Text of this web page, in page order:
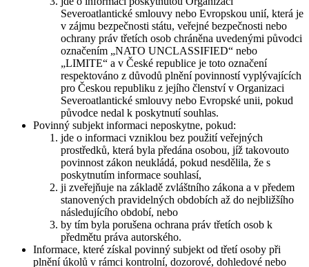
Severoatlantické smlouvy nebo Evropskou unií, která je
v zájmu bezpečnosti státu, veřejné bezpečnosti nebo
ochrany práv třetích osob chráněna uvedenými původci
označením „NATO UNCLASSIFIED“ nebo
„LIMITE“ a v České republice je toto označení
respektováno z důvodů plnění povinností vyplývajících
pro Českou republiku z jejího členství v Organizaci
Severoatlantické smlouvy nebo Evropské unii, pokud
původce nedal k poskytnutí souhlas.
Povinný subjekt informaci neposkytne, pokud:
jde o informaci vzniklou bez použití veřejných
prostředků, která byla předána osobou, jíž takovouto
povinnost zákon neukládá, pokud nesdělila, že s
poskytnutím informace souhlasí,
ji zveřejňuje na základě zvláštního zákona a v předem
stanovených pravidelných obdobích až do nejbližšího
následujícího období, nebo
by tím byla porušena ochrana práv třetích osob k
předmětu práva autorského.
Informace, které získal povinný subjekt od třetí osoby při
plnění úkolů v rámci kontrolní, dozorové, dohledové nebo